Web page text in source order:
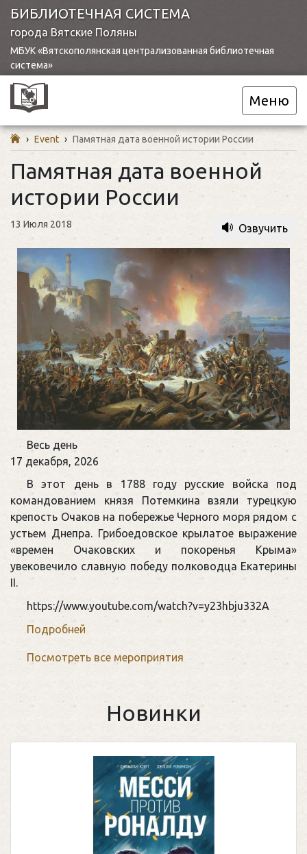
БИБЛИОТЕЧНАЯ СИСТЕМА
города Вятские Поляны
МБУК «Вятскополянская централизованная библиотечная
система»
Меню
› Event › Памятная дата военной истории России
Памятная дата военной
истории России
13 Июля 2018 Озвучить
Памятная
дата
военной
истории
России
Весь день
17 декабря, 2026
В этот день в 1788 году русские войска под
командованием князя Потемкина взяли турецкую
крепость Очаков на побережье Черного моря рядом с
устьем Днепра. Грибоедовское крылатое выражение
«времен Очаковских и покоренья Крыма»
увековечило славную победу полководца Екатерины
II.
https://www.youtube.com/watch?v=y23hbju332A
Подробней
Посмотреть все мероприятия
Новинки